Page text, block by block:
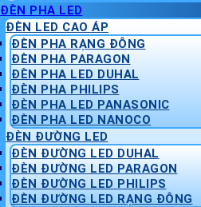
ĐÈN PHA LED
ĐÈN LED CAO ÁP
ĐÈN PHA RẠNG ĐÔNG
ĐÈN PHA PARAGON
ĐÈN PHA LED DUHAL
ĐÈN PHA PHILIPS
ĐÈN PHA LED PANASONIC
ĐÈN PHA LED NANOCO
ĐÈN ĐƯỜNG LED
ĐÈN ĐƯỜNG LED DUHAL
ĐÈN ĐƯỜNG LED PARAGON
ĐÈN ĐƯỜNG LED PHILIPS
ĐÈN ĐƯỜNG LED RẠNG ĐÔNG